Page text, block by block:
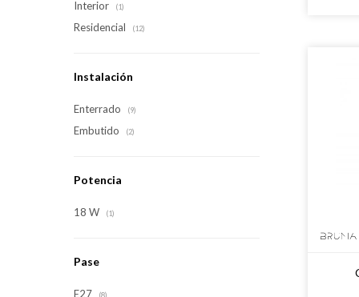
Interior (1)
Residencial (12)
Instalación
Enterrado (9)
Embutido (2)
Potencia
18 W (1)
Pase
E27 (8)